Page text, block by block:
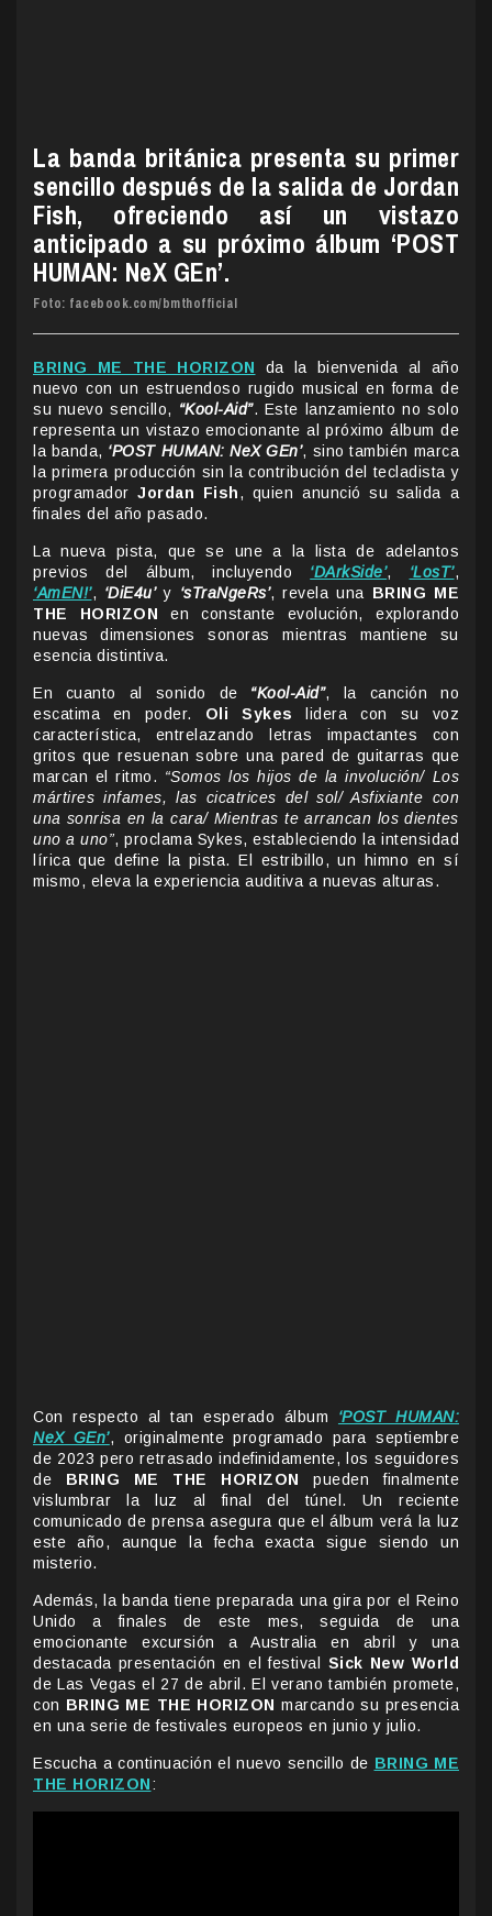
La banda británica presenta su primer
sencillo después de la salida de Jordan
Fish, ofreciendo así un vistazo
anticipado a su próximo álbum ‘POST
HUMAN: NeX GEn’.
Foto: facebook.com/bmthofficial
BRING ME THE HORIZON da la bienvenida al año
nuevo con un estruendoso rugido musical en forma de
su nuevo sencillo, “Kool-Aid”. Este lanzamiento no solo
representa un vistazo emocionante al próximo álbum de
la banda, ‘POST HUMAN: NeX GEn’, sino también marca
la primera producción sin la contribución del tecladista y
programadorJordan Fish, quien anunció su salida a
finales del año pasado.
La nueva pista, que se une a la lista de adelantos
previos del álbum, incluyendo ‘DArkSide’, ‘LosT’,
‘AmEN!’, ‘DiE4u’y ‘sTraNgeRs’, revela una BRING ME
THE HORIZON en constante evolución, explorando
nuevas dimensiones sonoras mientras mantiene su
esencia distintiva.
En cuanto al sonido de “Kool-Aid”, la canción no
escatima en poder. Oli Sykes lidera con su voz
característica, entrelazando letras impactantes con
gritos que resuenan sobre una pared de guitarras que
marcan el ritmo. “Somos los hijos de la involución/ Los
mártires infames, las cicatrices del sol/ Asfixiante con
una sonrisa en la cara/ Mientras te arrancan los dientes
uno a uno”, proclama Sykes, estableciendo la intensidad
lírica que define la pista. El estribillo, un himno en sí
mismo, eleva la experiencia auditiva a nuevas alturas.
Con respecto al tan esperado álbum ‘POST HUMAN:
NeX GEn’, originalmente programado para septiembre
de 2023 pero retrasado indefinidamente, los seguidores
de BRING ME THE HORIZON
pueden finalmente
vislumbrar la luz al final del túnel. Un reciente
comunicado de prensa asegura que el álbum verá la luz
este año, aunque la fecha exacta sigue siendo un
misterio.
Además, la banda tiene preparada una gira por el Reino
Unido a finales de este mes, seguida de una
emocionante excursión a Australia en abril y una
destacada presentación en el festival Sick New World
de Las Vegas el 27 de abril. El verano también promete,
con BRING ME THE HORIZON marcando su presencia
en una serie de festivales europeos en junio y julio.
Escucha a continuación el nuevo sencillo de BRING ME
THE HORIZON: